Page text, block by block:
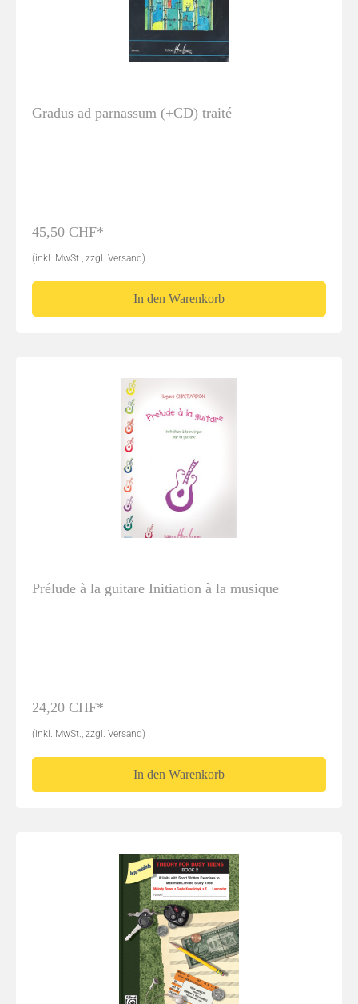
Gradus ad parnassum (+CD) traité
45,50 CHF*
(inkl. MwSt., zzgl. Versand)
In den Warenkorb
Prélude à la guitare Initiation à la musique
24,20 CHF*
(inkl. MwSt., zzgl. Versand)
In den Warenkorb